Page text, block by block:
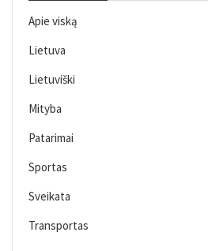
Apie viską
Lietuva
Lietuviški
Mityba
Patarimai
Sportas
Sveikata
Transportas